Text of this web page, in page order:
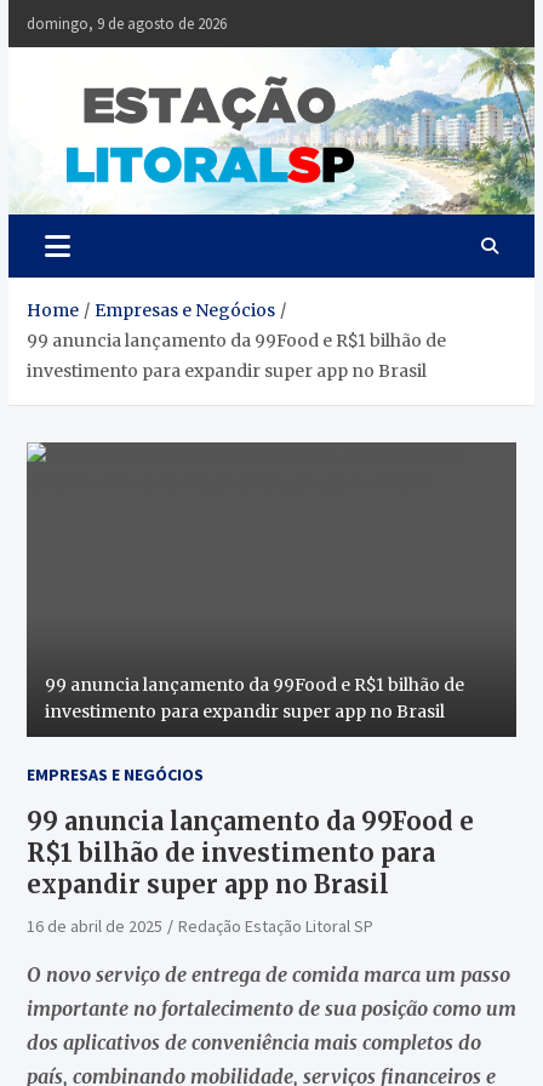
Skip
domingo, 9 de agosto de 2026
Litoral
Notícias da
Baixada Santista
Home
Empresas e Negócios
99 anuncia lançamento da 99Food e R$1 bilhão de
investimento para expandir super app no Brasil
99 anuncia lançamento da 99Food e R$1 bilhão de
investimento para expandir super app no Brasil
EMPRESAS E NEGÓCIOS
99 anuncia lançamento da 99Food e
R$1 bilhão de investimento para
expandir super app no Brasil
16 de abril de 2025 Redação Estação Litoral SP
O novo serviço de entrega de comida marca um passo
importante no fortalecimento de sua posição como um
dos aplicativos de conveniência mais completos do
país, combinando mobilidade, serviços financeiros e